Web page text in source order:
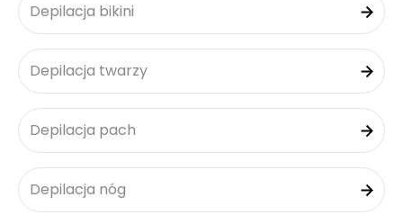
Depilacja bikini
Depilacja twarzy
Depilacja pach
Depilacja nóg